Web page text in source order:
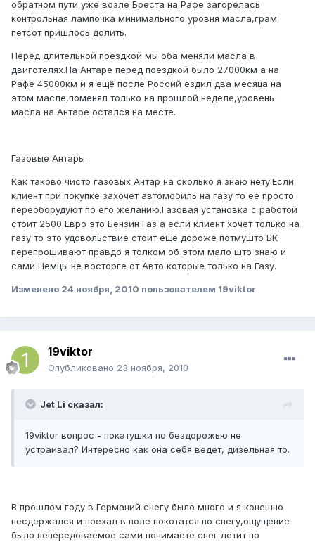
обратном пути уже возле Бреста на Рафе загорелась
контрольная лампочка минимального уровня масла,грам
петсот пришлось долить.
Перед длительной поездкой мы оба меняли масла в
двиготелях.На Антаре перед поездкой было 27000км а на
Рафе 45000км и я ещё после Россий ездил два месяца на
этом масле,поменял только на прошлой неделе,уровень
масла на Антаре остался на месте.
Газовые Антары.
Как таково чисто газовых Антар на сколько я знаю нету.Если
клиент при покупке захочет автомобиль на газу то её просто
переоборудуют по его желанию.Газовая установка с работой
стоит 2500 Евро это Бензин Газ а если клиент хочет только на
газу то это удовольствие стоит ещё дороже потмушто БК
перепрошивают правдо я толком об этом мало што знаю и
сами Немцы не восторге от Авто которые только на Газу.
Изменено 24 ноября, 2010 пользователем 19viktor
19viktor
Опубликовано 23 ноября, 2010
Jet Li сказал:
19viktor вопрос - покатушки по бездорожью не
устраивал? Интересно как она себя ведет, дизельная то.
В прошлом году в Германий снегу было много и я конешно
несдержался и поехал в поле покотатся по снегу,ощущение
было непередоваемое сами понимаете снег летит по